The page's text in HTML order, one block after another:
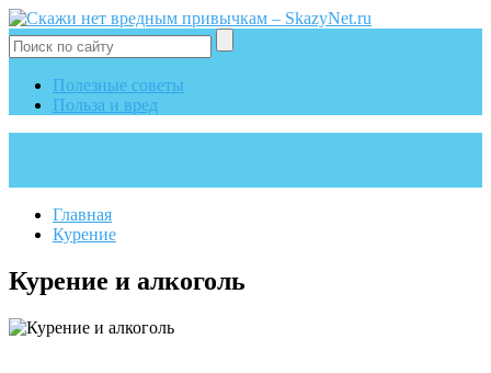
Полезные советы
Польза и вред
Главная
Курение
Курение и алкоголь